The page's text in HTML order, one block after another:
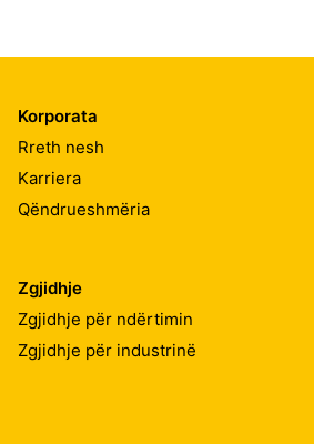
Korporata
Rreth nesh
Karriera
Qëndrueshmëria
Zgjidhje
Zgjidhje për ndërtimin
Zgjidhje për industrinë